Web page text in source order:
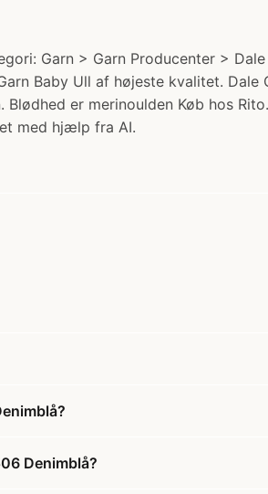
Garn > Garn Producenter >
Baby Ull af højeste kvalitet.
er merinoulden Køb hos
med hjælp fra AI.
Denimblå?